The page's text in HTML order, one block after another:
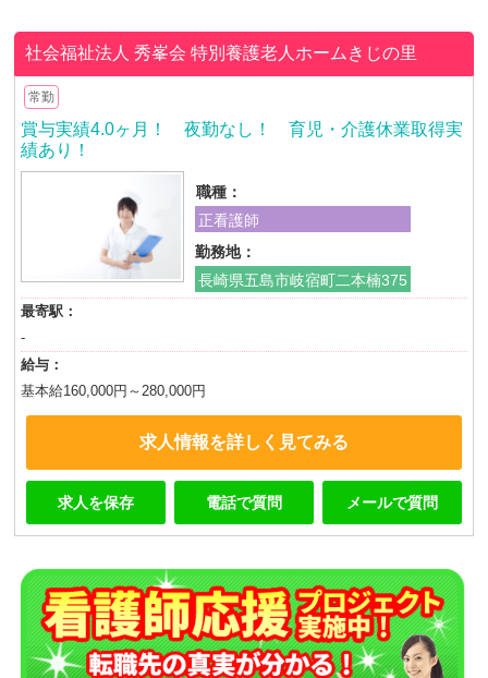
社会福祉法人 秀峯会特別養護老人ホームきじの里
常勤
賞与実績4.0ヶ月！ 夜勤なし！ 育児・介護休業取得実
績あり！
職種：
正看護師
勤務地：
長崎県五島市岐宿町二本楠375
最寄駅：
-
給与：
基本給160,000円～280,000円
求人情報を詳しく見てみる
求人を保存 電話で質問 メールで質問